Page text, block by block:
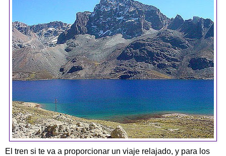
El tren si te va a proporcionar un viaje relajado, y para los